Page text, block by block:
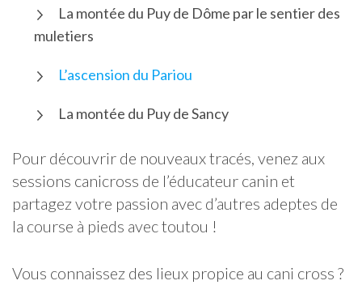
La montée du Puy de Dôme par le sentier des
muletiers
L’ascension du Pariou
La montée du Puy de Sancy
Pour découvrir de nouveaux tracés, venez aux
sessions canicross de l’éducateur canin et
partagez votre passion avec d’autres adeptes de
la course à pieds avec toutou !
Vous connaissez des lieux propice au cani cross ?